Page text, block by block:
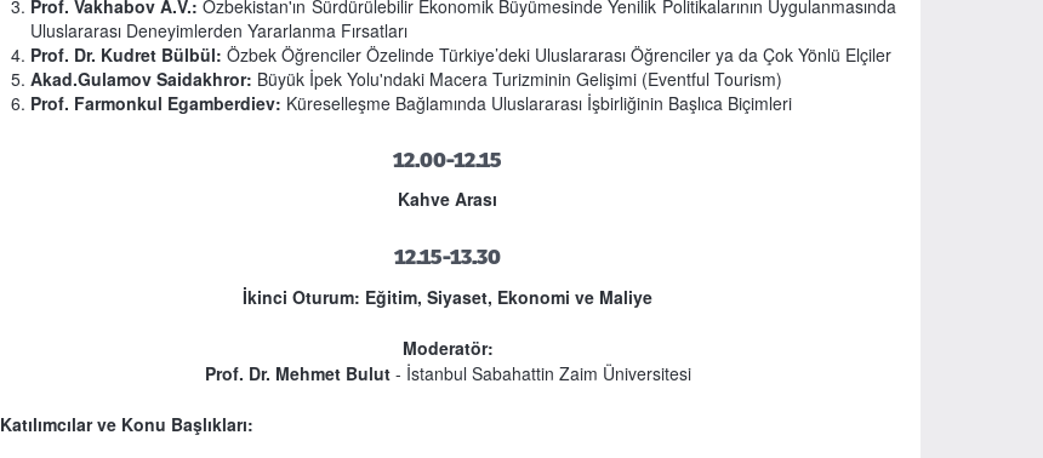
Prof. Vakhabov A.V.:Özbekistan'ın Sürdürülebilir Ekonomik Büyümesinde Yenilik Politikalarının Uygulanmasında
Uluslararası Deneyimlerden Yararlanma Fırsatları
Prof. Dr. Kudret Bülbül: Özbek Öğrenciler Özelinde Türkiye’deki Uluslararası Öğrenciler ya da Çok Yönlü Elçiler
Akad.Gulamov Saidakhror: Büyük İpek Yolu'ndaki Macera Turizminin Gelişimi (Eventful Tourism)
Prof. Farmonkul Egamberdiev: Küreselleşme Bağlamında Uluslararası İşbirliğinin Başlıca Biçimleri
12.00-12.15
Kahve Arası
12.15-13.30
İkinci Oturum: Eğitim, Siyaset, Ekonomi ve Maliye
Moderatör:
Prof. Dr. Mehmet Bulut- İstanbul Sabahattin Zaim Üniversitesi
Katılımcılar ve Konu Başlıkları: